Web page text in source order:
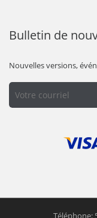
Bulletin de
Nouvelles versions,
Téléphone: